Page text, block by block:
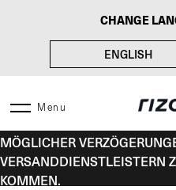
CHANGE
ENGLISH
ITALIANO
ESPAÑOL
Menu
MÖGLICHER
VERSANDDIENSTLEISTERN
KOMMEN.